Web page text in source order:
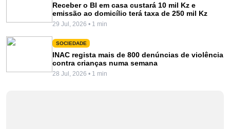
Receber o BI em casa custará 10 mil Kz e
emissão ao domicílio terá taxa de 250 mil Kz
29 Jul, 2026 • 1 min
SOCIEDADE
INAC regista mais de 800 denúncias de violência
contra crianças numa semana
28 Jul, 2026 • 1 min